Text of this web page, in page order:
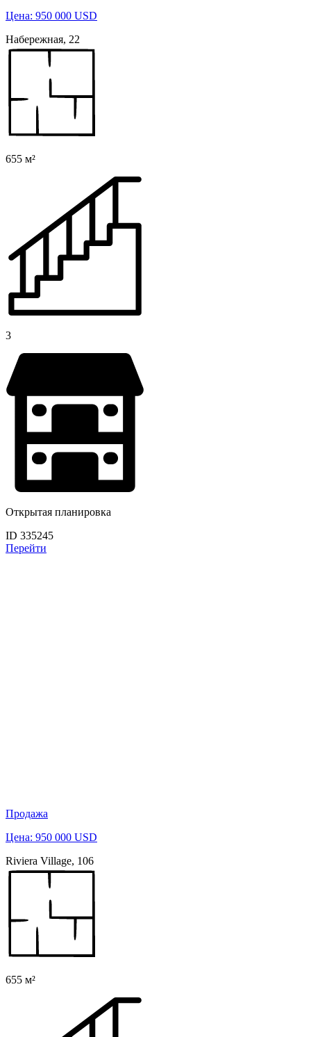
Цена: 950 000 USD
Набережная, 22
655 м²
3
Открытая планировка
ID 335245
Перейти
Продажа
Цена: 950 000 USD
Riviera Village, 106
655 м²